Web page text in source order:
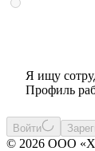
Я ищу
Профиль
Войти
© 2026 ООО